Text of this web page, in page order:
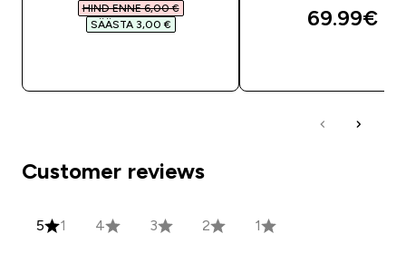
HIND ENNE 6,00 €‎
SÄÄSTA 3,00 €‎
69.99€‎
Customer reviews
5 1 4 3 2 1